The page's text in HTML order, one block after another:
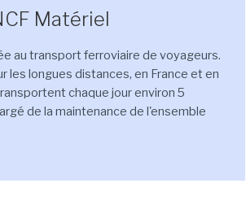
Matériel
au transport ferroviaire de voyageurs.
les longues distances, en France et en
chaque jour environ 5
de la maintenance de l'ensemble